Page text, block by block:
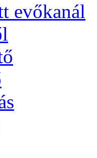
evőkanál